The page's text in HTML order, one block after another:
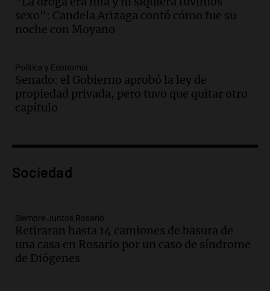
Episodios
Audio.Cientos de fieles celebran a San
Panorama Federal
Episodios
Audio. "Tiene que haber una
reglamentación": el reclamo del Kennel
Audio.
Panorama Federal
Episodios
Audio.México y Perú reanudan
relaciones diplomáticas tras nueve
sexo": Candela Arizaga contó cómo fue su
noche con Moyano
Política y Economía
Senado: el Gobierno aprobó la ley de
propiedad privada, pero tuvo que quitar otro
capítulo
Sociedad
Siempre Juntos Rosario
Retiraran hasta 14 camiones de basura de
una casa en Rosario por un caso de síndrome
de Diógenes